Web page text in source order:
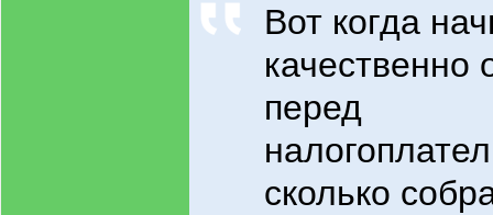
Вот когда
качественно
перед
сколько